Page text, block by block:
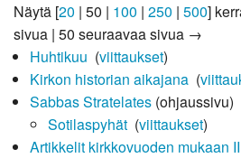
Näytä [20 | 50 | 100 | 250 | 500]
sivua | 50 seuraavaa sivua →
Huhtikuu (viittaukset)
Kirkon historian aikajana‎ (
Sabbas Stratelates(ohjaussivu) ‎
Sotilaspyhät‎ (viittaukset)
Artikkelit kirkkovuoden mukaan II